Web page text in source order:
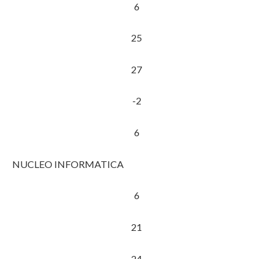
6
25
27
-2
6
NUCLEO INFORMATICA
6
21